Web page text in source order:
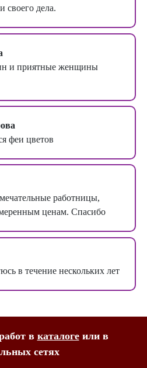
своего дела.
и приятные женщины
феи цветов
работницы,
ценам. Спасибо
в течение нескольких лет
в каталогеили в
сетях